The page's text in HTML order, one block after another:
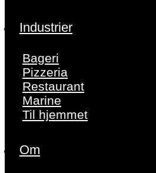
Industrier
Bageri
Pizzeria
Restaurant
Marine
Til hjemmet
Om